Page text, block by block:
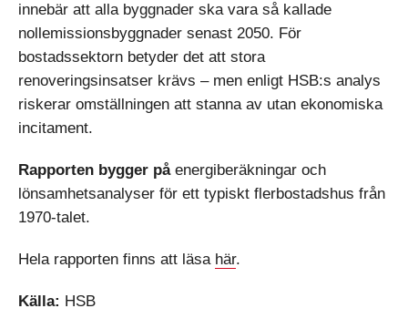
innebär att alla byggnader ska vara så kallade
nollemissionsbyggnader senast 2050. För
bostadssektorn betyder det att stora
renoveringsinsatser krävs – men enligt HSB:s analys
riskerar omställningen att stanna av utan ekonomiska
incitament.
Rapporten bygger påenergiberäkningar och
lönsamhetsanalyser för ett typiskt flerbostadshus från
1970-talet.
Hela rapporten finns att läsa här.
Källa: HSB